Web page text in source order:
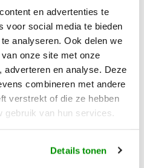
en advertenties te
voor social media te bieden
analyseren. Ook delen we
onze site met onze
adverteren en analyse. Deze
combineren met andere
verstrekt of die ze hebben
van hun services.
Details tonen
warehouse opposite Iririki
and value food.
harbour front from the old
terrific job setting up this spot
and a snack, check your emails
The souvenir part of the
as are the helicopter and Big